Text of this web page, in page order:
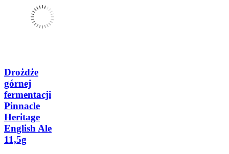
Drożdże
górnej
fermentacji
Pinnacle
Heritage
English Ale
11,5g